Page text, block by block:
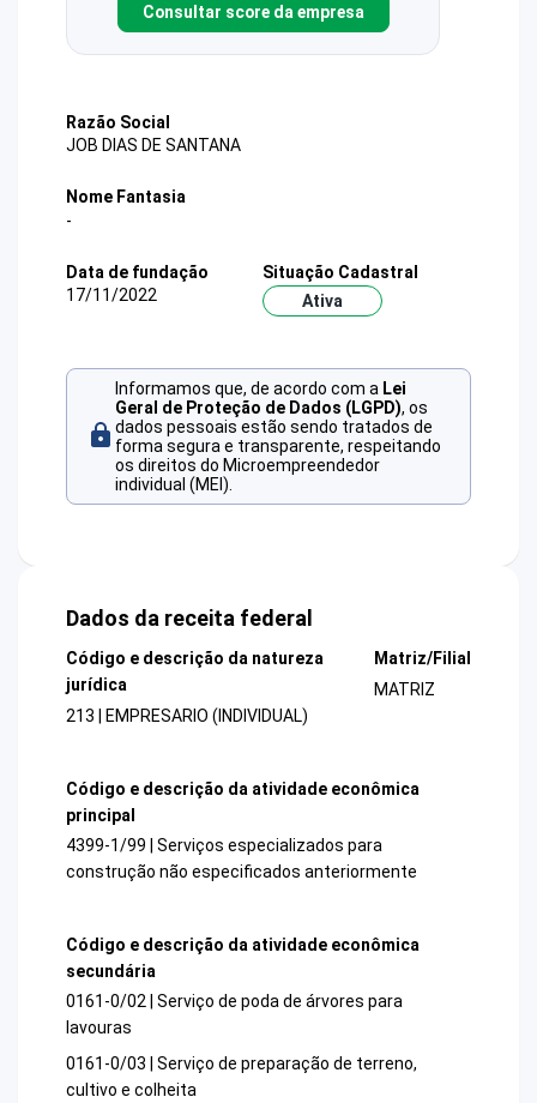
Consultar score da empresa
Razão Social
JOB DIAS DE SANTANA
Nome Fantasia
-
Data de fundação
17/11/2022
Situação Cadastral
Ativa
Informamos que, de acordo com a Lei
Geral de Proteção de Dados (LGPD), os
dados pessoais estão sendo tratados de
forma segura e transparente, respeitando
os direitos do Microempreendedor
individual (MEI).
Dados da receita federal
Código e descrição da natureza
jurídica
213 | EMPRESARIO (INDIVIDUAL)
Matriz/Filial
MATRIZ
Código e descrição da atividade econômica
principal
4399-1/99 | Serviços especializados para
construção não especificados anteriormente
Código e descrição da atividade econômica
secundária
0161-0/02 | Serviço de poda de árvores para
lavouras
0161-0/03 | Serviço de preparação de terreno,
cultivo e colheita